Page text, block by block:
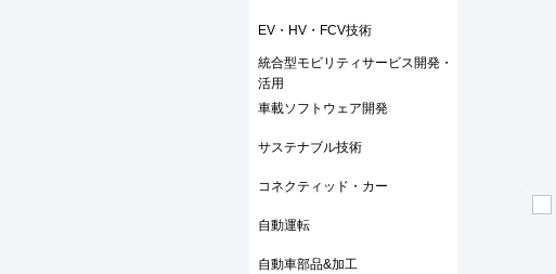
EV・HV・FCV技術
統合型モビリティサービス開発・
活用
車載ソフトウェア開発
サステナブル技術
コネクティッド・カー
自動運転
自動車部品&加工